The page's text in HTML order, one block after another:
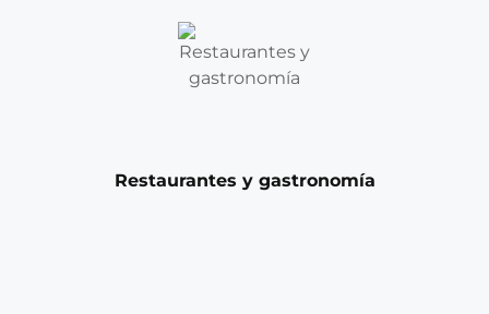
Restaurantes y gastronomía